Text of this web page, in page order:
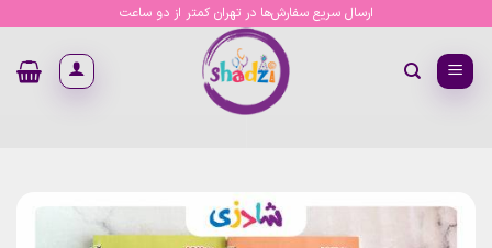
content
ارسال سریع سفارش‌ها در تهران کمتر از دو ساعت